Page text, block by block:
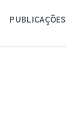
PUBLICAÇÕES